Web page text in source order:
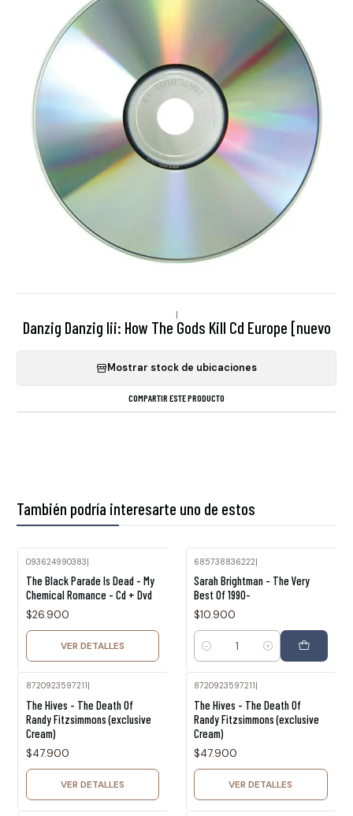
|
Danzig Danzig Iii: How The Gods Kill Cd Europe [nuevo
Mostrar stock de ubicaciones
COMPARTIR ESTE PRODUCTO
También podría interesarte uno de estos
093624990383|
The Black Parade Is Dead - My
Chemical Romance - Cd + Dvd
$26.900
VER DETALLES
685738836222|
Sarah Brightman - The Very
Best Of 1990-
$10.900
Cantidad
8720923597211
The Hives - The Death Of
Randy Fitzsimmons (exclusive
Cream)
$47.900
VER DETALLES
8720923597211
The Hives - The Death Of
Randy Fitzsimmons (exclusive
Cream)
$47.900
VER DETALLES